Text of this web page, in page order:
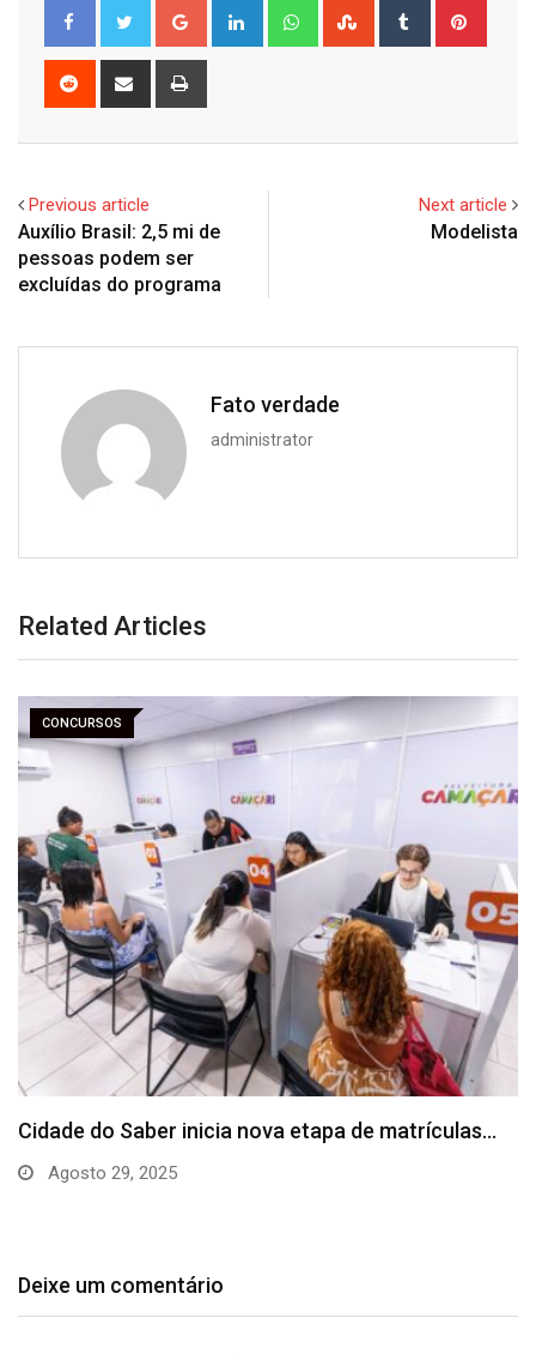
Google+ LinkedIn WhatsappStumbleUpon
Tumblr
Reddit
Share
Previous article
Auxílio Brasil: 2,5 mi de
pessoas podem ser
excluídas do programa
Next article
Modelista
Fato verdade
administrator
Related Articles
CONCURSOS
Prefeitura e Senai Cimatec firmam parceria para
levar…
Deixe um comentário